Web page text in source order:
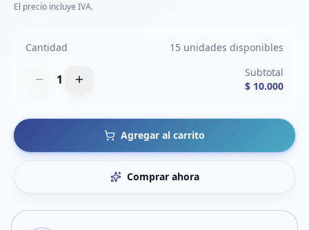
El precio incluye IVA.
Cantidad 15 unidades disponibles
1
Subtotal
$ 10.000
Agregar al carrito
Comprar ahora